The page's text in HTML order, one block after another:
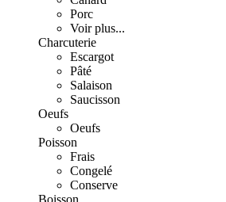
Porc
Voir plus...
Charcuterie
Escargot
Pâté
Salaison
Saucisson
Oeufs
Oeufs
Poisson
Frais
Congelé
Conserve
Boisson